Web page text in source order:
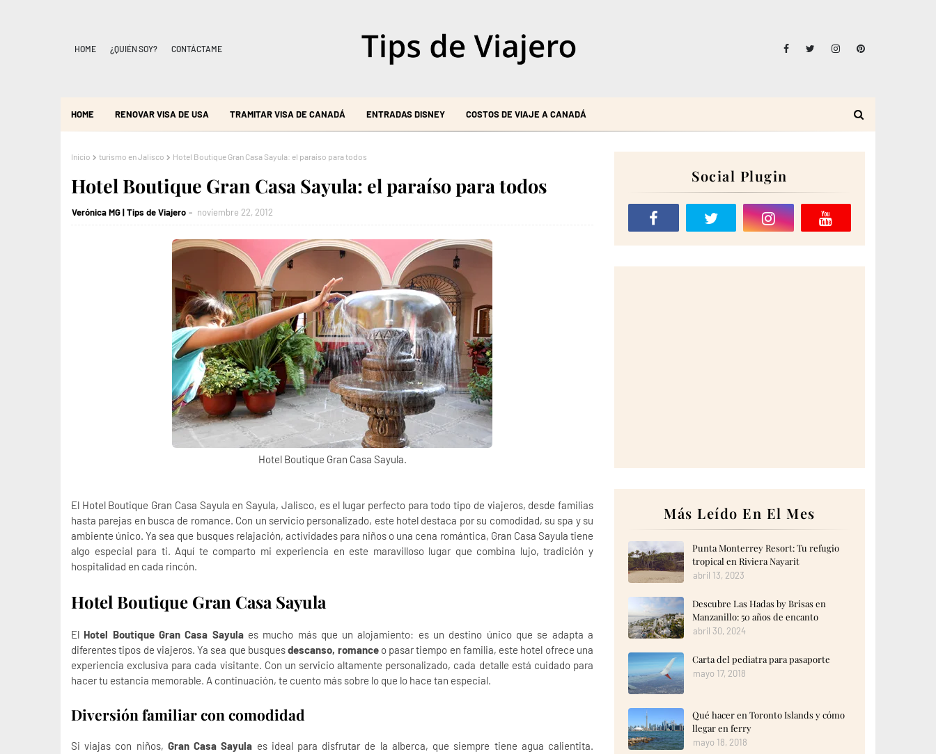
HOME ¿QUIÉN SOY? CONTÁCTAME
HOME RENOVAR VISA DE USA TRAMITAR VISA DE CANADÁ ENTRADAS DISNEY COSTOS DE VIAJE A CANADÁ
Inicio turismo en Jalisco Hotel Boutique Gran Casa Sayula: el paraíso para todos
Hotel Boutique Gran Casa Sayula: el paraíso para todos
Verónica MG | Tips de Viajero noviembre 22, 2012
Hotel Boutique Gran Casa Sayula.
El Hotel Boutique Gran Casa Sayula en Sayula, Jalisco, es el lugar perfecto para todo tipo de viajeros, desde familias
hasta parejas en busca de romance. Con un servicio personalizado, este hotel destaca por su comodidad, su spa y su
ambiente único. Ya sea que busques relajación, actividades para niños o una cena romántica, Gran Casa Sayula tiene
algo especial para ti. Aquí te comparto mi experiencia en este maravilloso lugar que combina lujo, tradición y
hospitalidad en cada rincón.
Hotel Boutique Gran Casa Sayula
El Hotel Boutique Gran Casa Sayulaes mucho más que un alojamiento: es un destino único que se adapta a
diferentes tipos de viajeros. Ya sea que busquesdescanso, romanceo pasar tiempo en familia, este hotel ofrece una
experiencia exclusiva para cada visitante. Con un servicio altamente personalizado, cada detalle está cuidado para
hacer tu estancia memorable. A continuación, te cuento más sobre lo que lo hace tan especial.
Diversión familiar con comodidad
Si viajas con niños, Gran Casa Sayula es ideal para disfrutar de la alberca, que siempre tiene agua calientita.
Social Plugin
Más Leído En El Mes
Punta Monterrey Resort: Tu refugio
tropical en Riviera Nayarit
abril 13, 2023
Descubre Las Hadas by Brisas en
Manzanillo: 50 años de encanto
abril 30, 2024
Carta del pediatra para pasaporte
mayo 17, 2018
Qué hacer en Toronto Islands y cómo
llegar en ferry
mayo 18, 2018